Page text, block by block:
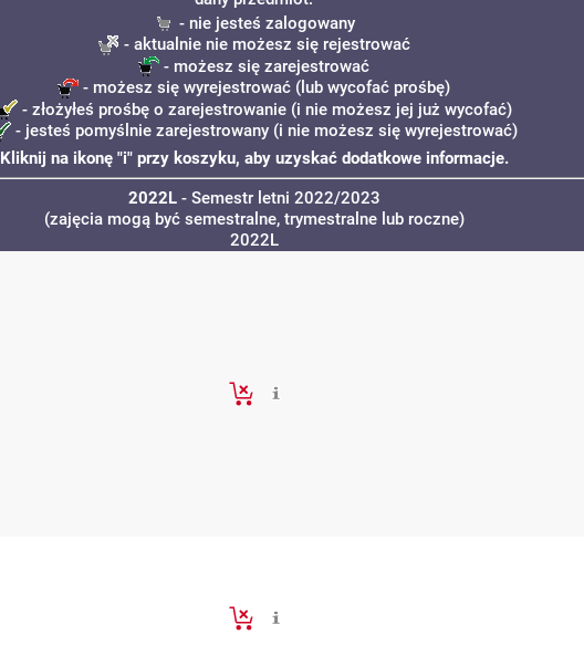
- nie jesteś zalogowany
- aktualnie nie możesz się rejestrować
- możesz się zarejestrować
- możesz się wyrejestrować (lub wycofać prośbę)
- złożyłeś prośbę o zarejestrowanie (i nie możesz jej już wycofać)
- jesteś pomyślnie zarejestrowany (i nie możesz się wyrejestrować)
Kliknij na ikonę "i" przy koszyku, aby uzyskać dodatkowe informacje.
2022L- Semestr letni 2022/2023
(zajęcia mogą być semestralne, trymestralne lub roczne)
2022L